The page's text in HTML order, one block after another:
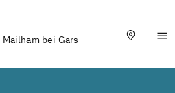
bei Gars